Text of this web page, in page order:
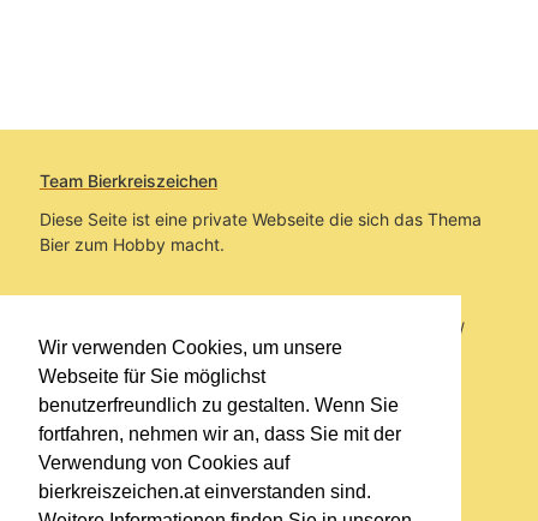
Wir verwenden Cookies, um unsere
Webseite für Sie möglichst
benutzerfreundlich zu gestalten. Wenn Sie
fortfahren, nehmen wir an, dass Sie mit der
Verwendung von Cookies auf
bierkreiszeichen.at einverstanden sind.
Team Bierkreiszeichen
Diese Seite ist eine private Webseite die sich das Thema
Bier zum Hobby macht.
Sie befinden sich auf https://www.bierkreiszeichen.at/
im Pfad:Übers Bier/Brauereien
Erstellt: 2014-07-31
Links